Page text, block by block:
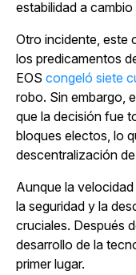
estabilidad a
Otro incidente, este
los predicamentos
EOS congeló siete
robo. Sin embargo,
que la decisión fue
bloques electos, lo
descentralización
Aunque la
la seguridad y la
cruciales. Después
desarrollo de la
primer lugar.